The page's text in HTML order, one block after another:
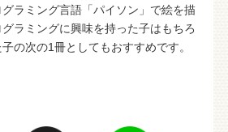
ラミング言語「パイソン」で絵を描
ラミングに興味を持った子はもちろ
の次の1冊としてもおすすめです。